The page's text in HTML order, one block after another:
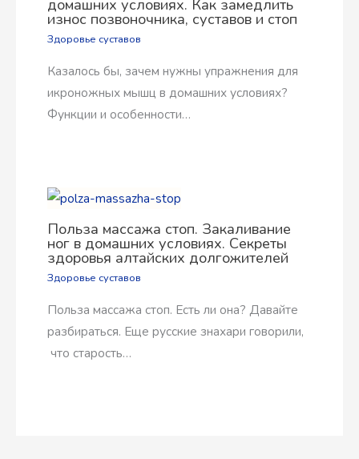
домашних условиях. Как замедлить
износ позвоночника, суставов и стоп
Здоровье суставов
Казалось бы, зачем нужны упражнения для
икроножных мышц в домашних условиях?
Функции и особенности…
Польза массажа стоп. Закаливание
ног в домашних условиях. Секреты
здоровья алтайских долгожителей
Здоровье суставов
Польза массажа стоп. Есть ли она? Давайте
разбираться. Еще русские знахари говорили,
что старость…